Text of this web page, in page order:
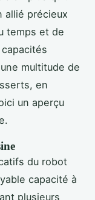
allié précieux
temps et de
multitude de
en
un aperçu
du robot
capacité à
plusieurs